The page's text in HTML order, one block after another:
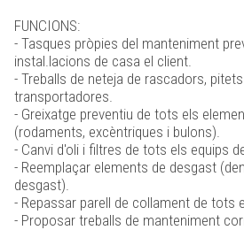
FUNCIONS:
- Tasques pròpies del manteniment
instal.lacions de casa el client.
- Treballs de neteja de rascadors,
transportadores.
- Greixatge preventiu de tots els
(rodaments, excèntriques i bulons).
- Canvi d'oli i filtres de tots els equips
- Reemplaçar elements de desgast
desgast).
- Repassar parell de collament de tots
- Proposar treballs de manteniment